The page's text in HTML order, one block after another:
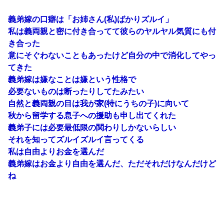
義弟嫁の口癖は「お姉さん(私)ばかりズルイ」
私は義両親と密に付き合ってて彼らのヤルヤル気質にも付
き合った
意にそぐわないこともあったけど自分の中で消化してやっ
てきた
義弟嫁は嫌なことは嫌という性格で
必要ないものは断ったりしてたみたい
自然と義両親の目は我が家(特にうちの子)に向いて
秋から留学する息子への援助も申し出てくれた
義弟子には必要最低限の関わりしかないらしい
それを知ってズルイズルイ言ってくる
私は自由よりお金を選んだ
義弟嫁はお金より自由を選んだ、ただそれだけなんだけど
ね